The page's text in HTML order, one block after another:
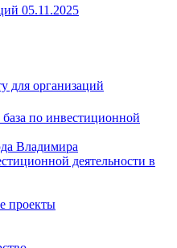
05.11.2025
для организаций
по инвестиционной
Владимира
деятельности в
проекты